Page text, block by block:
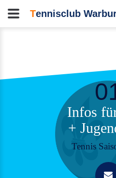
Tennisclub
Infos
+
Tennis